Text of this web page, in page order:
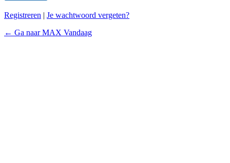
Registreren | Je wachtwoord vergeten?
← Ga naar MAX Vandaag